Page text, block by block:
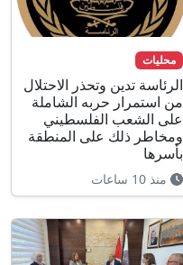
محليات
الرئاسة تدين وتحذر الاحتلال
من استمرار حربه الشاملة
على الشعب الفلسطيني
ومخاطر ذلك على المنطقة
بأسرها
منذ 10 ساعات